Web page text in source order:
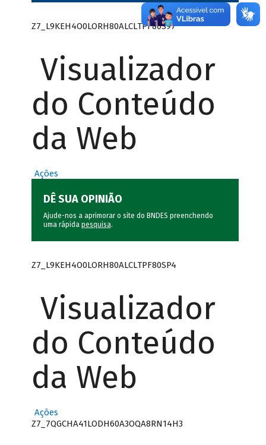
Z7_L9KEH4O0LORH80ALCLTPF80S97
Visualizador
do Conteúdo
da Web
Ações
DÊ SUA OPINIÃO
Ajude-nos a aprimorar o site do BNDES preenchendo
uma rápida pesquisa.
Z7_L9KEH4O0LORH80ALCLTPF80SP4
Visualizador
do Conteúdo
da Web
Ações
Z7_7QGCHA41LODH60A3OQA8RN14H3